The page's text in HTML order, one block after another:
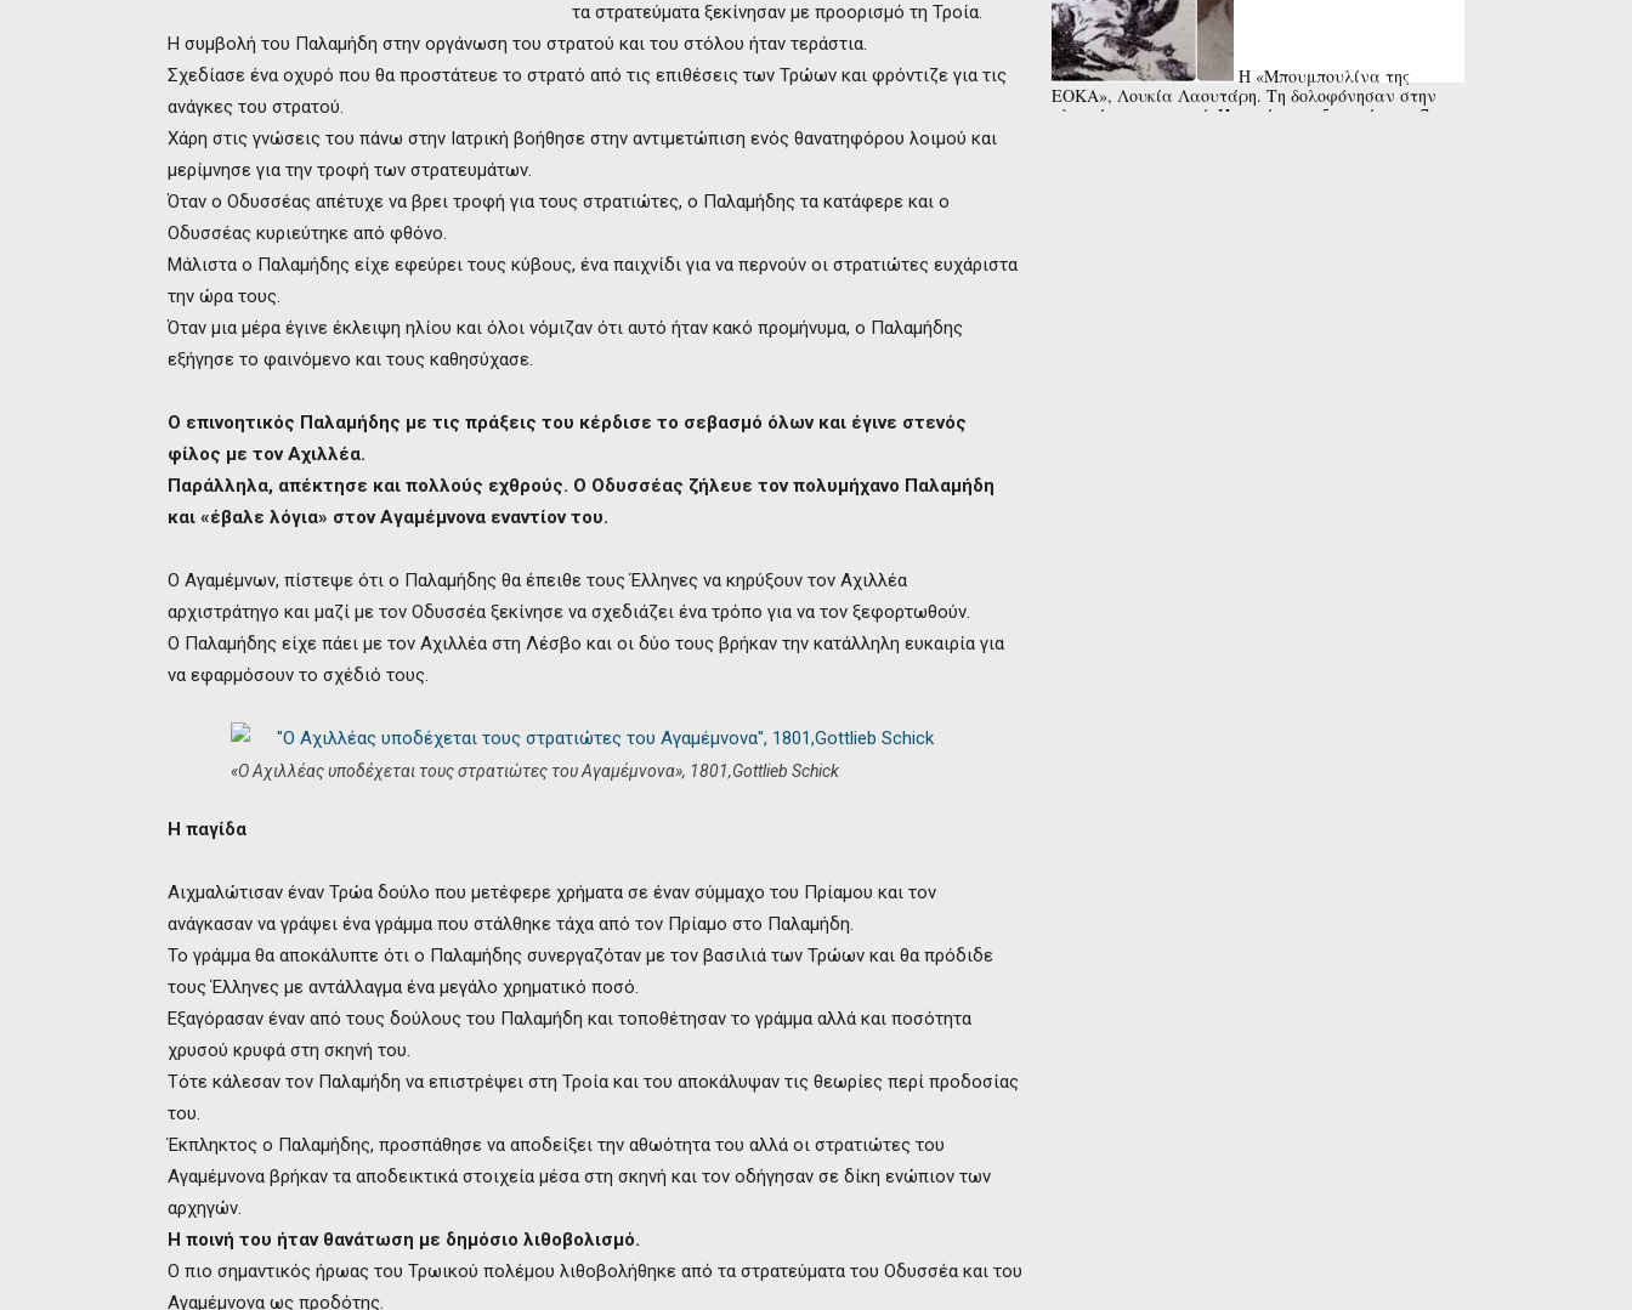
τα στρατεύματα ξεκίνησαν με προορισμό τη Τροία.
Η συμβολή του Παλαμήδη στην οργάνωση του στρατού και του στόλου ήταν τεράστια.
Σχεδίασε ένα οχυρό που θα προστάτευε το στρατό από τις επιθέσεις των Τρώων και φρόντιζε για τις
ανάγκες του στρατού.
Χάρη στις γνώσεις του πάνω στην Ιατρική βοήθησε στην αντιμετώπιση ενός θανατηφόρου λοιμού και
μερίμνησε για την τροφή των στρατευμάτων.
Όταν ο Οδυσσέας απέτυχε να βρει τροφή για τους στρατιώτες, ο Παλαμήδης τα κατάφερε και ο
Οδυσσέας κυριεύτηκε από φθόνο.
Μάλιστα ο Παλαμήδης είχε εφεύρει τους κύβους, ένα παιχνίδι για να περνούν οι στρατιώτες ευχάριστα
την ώρα τους.
Όταν μια μέρα έγινε έκλειψη ηλίου και όλοι νόμιζαν ότι αυτό ήταν κακό προμήνυμα, ο Παλαμήδης
εξήγησε το φαινόμενο και τους καθησύχασε.
Ο επινοητικός Παλαμήδης με τις πράξεις του κέρδισε το σεβασμό όλων και έγινε στενός
φίλος με τον Αχιλλέα.
Παράλληλα, απέκτησε και πολλούς εχθρούς. Ο Οδυσσέας ζήλευε τον πολυμήχανο Παλαμήδη
και «έβαλε λόγια» στον Αγαμέμνονα εναντίον του.
Ο Αγαμέμνων, πίστεψε ότι ο Παλαμήδης θα έπειθε τους Έλληνες να κηρύξουν τον Αχιλλέα
αρχιστράτηγο και μαζί με τον Οδυσσέα ξεκίνησε να σχεδιάζει ένα τρόπο για να τον ξεφορτωθούν.
Ο Παλαμήδης είχε πάει με τον Αχιλλέα στη Λέσβο και οι δύο τους βρήκαν την κατάλληλη ευκαιρία για
να εφαρμόσουν το σχέδιό τους.
«Ο Αχιλλέας υποδέχεται τους στρατιώτες του Αγαμέμνονα», 1801,Gottlieb Schick
Η παγίδα
Αιχμαλώτισαν έναν Τρώα δούλο που μετέφερε χρήματα σε έναν σύμμαχο του Πρίαμου και τον
ανάγκασαν να γράψει ένα γράμμα που στάλθηκε τάχα από τον Πρίαμο στο Παλαμήδη.
Το γράμμα θα αποκάλυπτε ότι ο Παλαμήδης συνεργαζόταν με τον βασιλιά των Τρώων και θα πρόδιδε
τους Έλληνες με αντάλλαγμα ένα μεγάλο χρηματικό ποσό.
Εξαγόρασαν έναν από τους δούλους του Παλαμήδη και τοποθέτησαν το γράμμα αλλά και ποσότητα
χρυσού κρυφά στη σκηνή του.
Τότε κάλεσαν τον Παλαμήδη να επιστρέψει στη Τροία και του αποκάλυψαν τις θεωρίες περί προδοσίας
του.
Έκπληκτος ο Παλαμήδης, προσπάθησε να αποδείξει την αθωότητα του αλλά οι στρατιώτες του
Αγαμέμνονα βρήκαν τα αποδεικτικά στοιχεία μέσα στη σκηνή και τον οδήγησαν σε δίκη ενώπιον των
αρχηγών.
Η ποινή του ήταν θανάτωση με δημόσιο λιθοβολισμό.
Ο πιο σημαντικός ήρωας του Τρωικού πολέμου λιθοβολήθηκε από τα στρατεύματα του Οδυσσέα και του
Αγαμέμνονα ως προδότης.
Η «Μπουμπουλίνα της
ΕΟΚΑ», Λουκία Λαουτάρη. Τη δολοφόνησαν στην
πλατεία του χωριού. Ήταν έγκυος 5 μηνών στο 7ο